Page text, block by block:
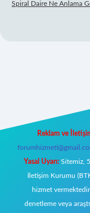
Spiral Daire Ne Anlama
Reklam ve
Yasal Uyarı: Sitemiz,
İletişim Kurumu
hizmet
denetleme veya